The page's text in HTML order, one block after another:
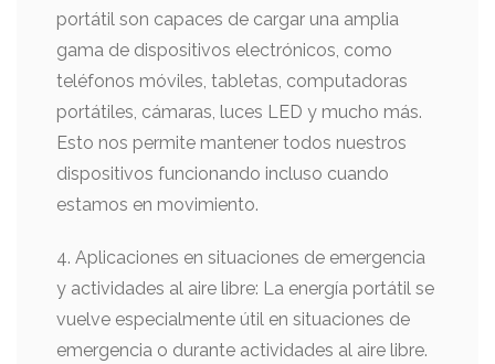
portátil son capaces de cargar una amplia
gama de dispositivos electrónicos, como
teléfonos móviles, tabletas, computadoras
portátiles, cámaras, luces LED y mucho más.
Esto nos permite mantener todos nuestros
dispositivos funcionando incluso cuando
estamos en movimiento.
4. Aplicaciones en situaciones de emergencia
y actividades al aire libre: La energía portátil se
vuelve especialmente útil en situaciones de
emergencia o durante actividades al aire libre.